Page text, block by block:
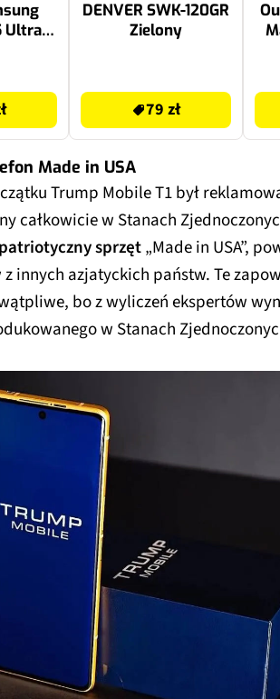
Ultra
DENVER SWK-120GR
Zielony
79 zł
Made in USA
Trump Mobile T1 był
całkowicie w Stanach
sprzęt„Made in USA”,
innych azjatyckich państw. Te
bo z wyliczeń ekspertów
w Stanach